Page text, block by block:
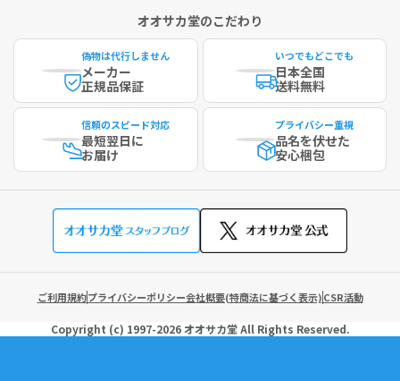
オオサカ堂のこだわり
偽物は代行しません
メーカー
正規品保証
いつでもどこでも
日本全国
送料無料
信頼のスピード対応
最短翌日に
お届け
プライバシー重視
品名を伏せた
安心梱包
ご利用規約プライバシーポリシー会社概要(特商法に基づく表示)CSR活動
Copyright (c) 1997-2026 オオサカ堂All Rights Reserved.